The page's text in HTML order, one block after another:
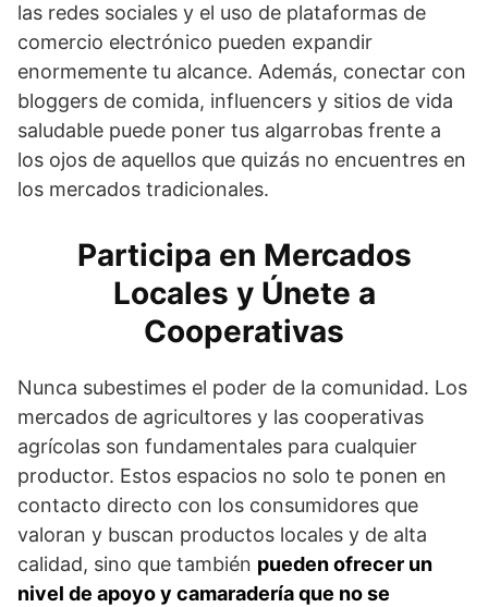
las redes sociales y el uso de plataformas de
comercio electrónico pueden expandir
enormemente tu alcance. Además, conectar con
bloggers de comida, influencers y sitios de vida
saludable puede poner tus algarrobas frente a
los ojos de aquellos que quizás no encuentres en
los mercados tradicionales.
Participa en Mercados
Locales y Únete a
Cooperativas
Nunca subestimes el poder de la comunidad. Los
mercados de agricultores y las cooperativas
agrícolas son fundamentales para cualquier
productor. Estos espacios no solo te ponen en
contacto directo con los consumidores que
valoran y buscan productos locales y de alta
calidad, sino que también pueden ofrecer un
nivel de apoyo y camaradería que no se